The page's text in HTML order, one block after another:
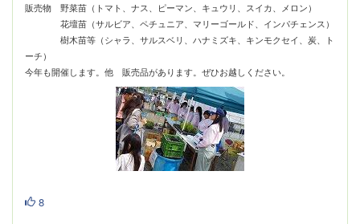
販売物 野菜苗（トマト、ナス、ピーマン、キュウリ、スイカ、メロン）
花壇苗（サルビア、ペチュニア、マリーゴールド、インパチェンス）
樹木苗等（シャラ、サルスベリ、ハナミズキ、キンモクセイ、炭、ト
ーチ）
今年も開催します。他 販売品があります。ぜひお越しください。
8